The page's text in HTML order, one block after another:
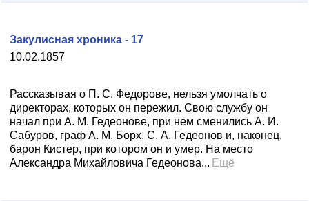
10.02.1857
Закулисная хроника - 17
Рассказывая о П. С. Федорове, нельзя умолчать о
директорах, которых он пережил. Свою службу он
начал при А. М. Гедеонове, при нем сменились А. И.
Сабуров, граф A. М. Борх, С. А. Гедеонов и, наконец,
барон Кистер, при котором он и умер. На место
Александра Михайловича Гедеонова... Ещё